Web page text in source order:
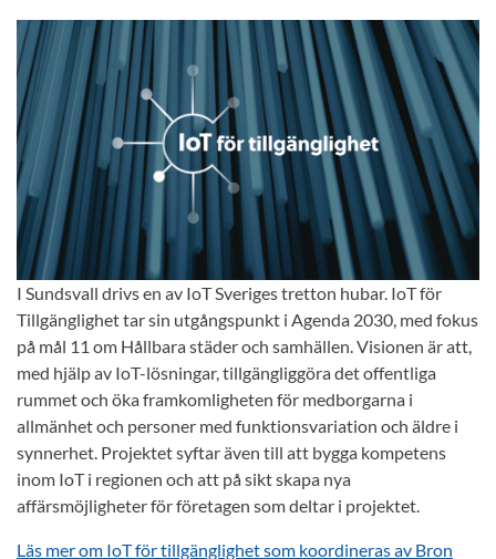
I Sundsvall drivs en av IoT Sveriges tretton hubar. IoT för
Tillgänglighet tar sin utgångspunkt i Agenda 2030, med fokus
på mål 11 om Hållbara städer och samhällen. Visionen är att,
med hjälp av IoT-lösningar, tillgängliggöra det offentliga
rummet och öka framkomligheten för medborgarna i
allmänhet och personer med funktionsvariation och äldre i
synnerhet. Projektet syftar även till att bygga kompetens
inom IoT i regionen och att på sikt skapa nya
affärsmöjligheter för företagen som deltar i projektet.
Läs mer om IoT för tillgänglighet som koordineras av Bron